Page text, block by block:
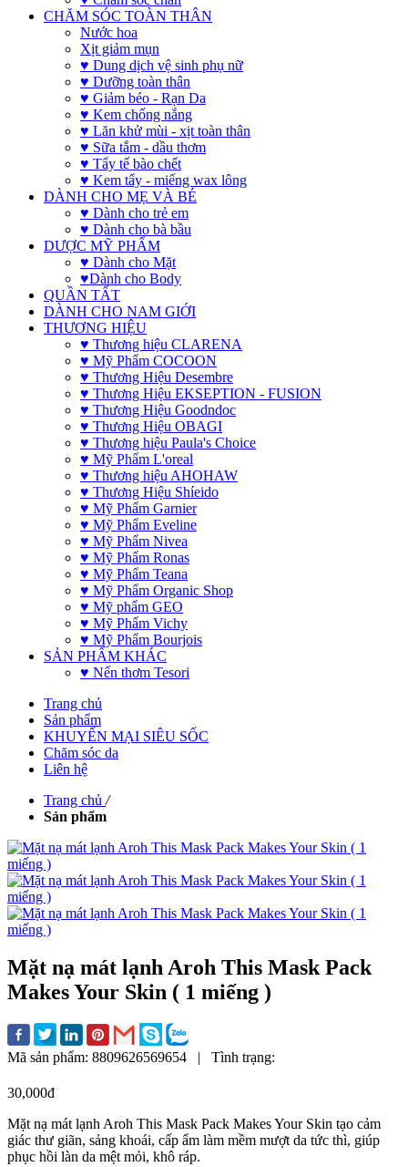
CHĂM SÓC TOÀN THÂN
Nước hoa
Xịt giảm mụn
♥ Dung dịch vệ sinh phụ nữ
♥ Dưỡng toàn thân
♥ Giảm béo - Rạn Da
♥ Kem chống nắng
♥ Lăn khử mùi - xịt toàn thân
♥ Sữa tắm - dầu thơm
♥ Tẩy tế bào chết
♥ Kem tẩy - miếng wax lông
DÀNH CHO MẸ VÀ BÉ
♥ Dành cho trẻ em
♥ Dành cho bà bầu
DƯỢC MỸ PHẨM
♥ Dành cho Mặt
♥Dành cho Body
QUẦN TẤT
DÀNH CHO NAM GIỚI
THƯƠNG HIỆU
♥ Thương hiệu CLARENA
♥ Mỹ Phẩm COCOON
♥ Thương Hiệu Desembre
♥ Thương Hiệu EKSEPTION - FUSION
♥ Thương Hiệu Goodndoc
♥ Thương Hiệu OBAGI
♥ Thương hiệu Paula's Choice
♥ Mỹ Phẩm L'oreal
♥ Thương hiệu AHOHAW
♥ Thương Hiệu Shíeido
♥ Mỹ Phẩm Garnier
♥ Mỹ Phẩm Eveline
♥ Mỹ Phẩm Nivea
♥ Mỹ Phẩm Ronas
♥ Mỹ Phẩm Teana
♥ Mỹ Phẩm Organic Shop
♥ Mỹ phẩm GEO
♥ Mỹ Phẩm Vichy
♥ Mỹ Phẩm Bourjois
SẢN PHẨM KHÁC
♥ Nến thơm Tesori
Trang chủ
Sản phẩm
KHUYẾN MẠI SIÊU SỐC
Chăm sóc da
Liên hệ
Trang chủ /
Sản phẩm
Mặt nạ mát lạnh Aroh This Mask Pack
Makes Your Skin ( 1 miếng )
Mã sản phẩm: 8809626569654 | Tình trạng:
30,000đ
Mặt nạ mát lạnh Aroh This Mask Pack Makes Your Skin tạo cảm
giác thư giãn, sảng khoái, cấp ẩm làm mềm mượt da tức thì, giúp
phục hồi làn da mệt mỏi, khô ráp.